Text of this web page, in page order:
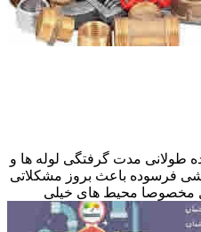
طولانی مدت گرفتگی لوله ها و
فرسوده باعث بروز مشکلاتی
مخصوصا محیط های خیلی